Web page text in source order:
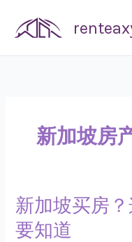
content
新加坡房
新加坡买房
要知道
新
加
坡